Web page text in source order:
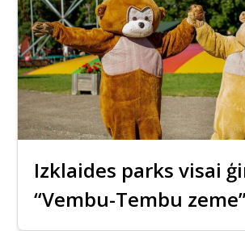
Izklaides parks visai
“Vembu-Tembu